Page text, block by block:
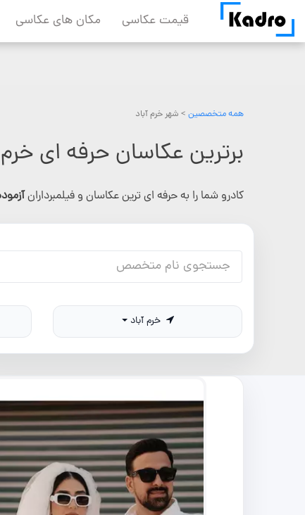
content
قیمت عکاسی مکان های عکاسی
همه متخصصین > شهر خرم آباد
برترین عکاسان حرفه ای خرم
کادرو شما را به حرفه ای ترین عکاسان و فیلمبرداران
خرم آباد